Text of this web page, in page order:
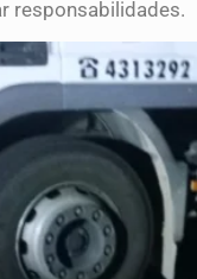
responsabilidades.